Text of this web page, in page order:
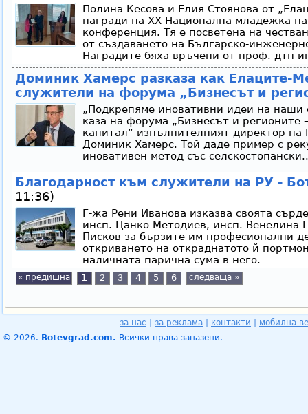
Полина Кесова и Елия Стоянова от
награди на ХХ Национална младежка
конференция. Тя е посветена на
от създаването на Българско-
Наградите бяха връчени от проф. дтн
Доминик Хамерс разказа как Елаците-
служители на форума „Бизнесът и
„Подкрепяме иновативни идеи на наши
каза на форума „Бизнесът и регионите
капитал“ изпълнителният директор
Доминик Хамерс. Той даде пример с
иновативен метод със селскостопански..
Благодарност към служители на РУ -
11:36)
Г-жа Рени Иванова изказва своята
инсп. Цанко Методиев, инсп. Венелина
Писков за бързите им професионални
откриването на откраднатото й
наличната парична сума в него.
« предишна 1 2 3 4 5 6 следваща »
за нас за реклама контакти
мобилна
© 2026. Botevgrad.com. Всички права запазени.